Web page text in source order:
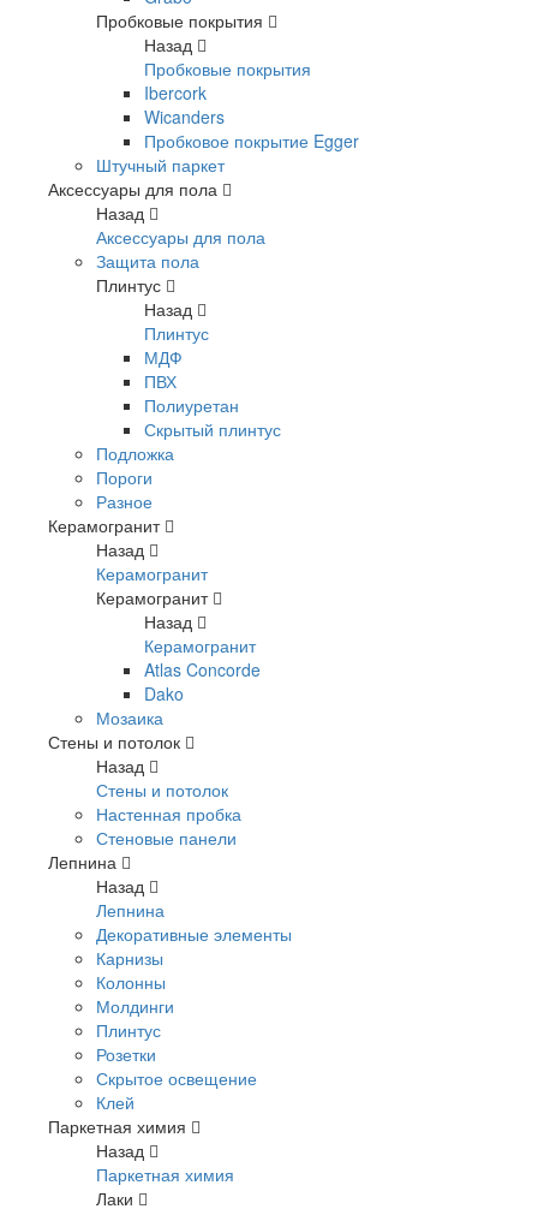
Пробковые покрытия
Назад
Пробковые покрытия
Ibercork
Wicanders
Пробковое покрытие Egger
Штучный паркет
Аксессуары для пола
Назад
Аксессуары для пола
Защита пола
Плинтус
Назад
Плинтус
МДФ
ПВХ
Полиуретан
Скрытый плинтус
Подложка
Пороги
Разное
Керамогранит
Назад
Керамогранит
Керамогранит
Назад
Керамогранит
Atlas Concorde
Dako
Мозаика
Стены и потолок
Назад
Стены и потолок
Настенная пробка
Стеновые панели
Лепнина
Назад
Лепнина
Декоративные элементы
Карнизы
Колонны
Молдинги
Плинтус
Розетки
Скрытое освещение
Клей
Паркетная химия
Назад
Паркетная химия
Лаки